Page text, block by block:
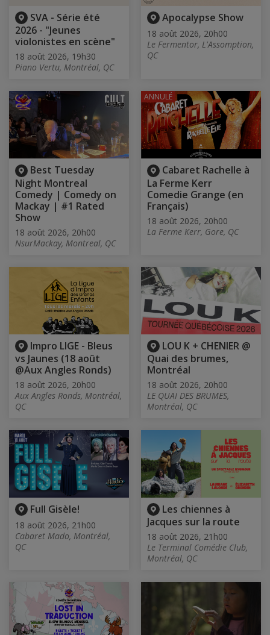
SVA - Série été
2026 - "Jeunes
violonistes en scène"
18 août 2026, 19h30
Piano Vertu, Montréal, QC
Apocalypse Show
18 août 2026, 20h00
Le Fermentor, L'Assomption,
QC
Best Tuesday
Night Montreal
Comedy | Comedy on
Mackay | #1 Rated
Show
18 août 2026, 20h00
NsurMackay, Montreal, QC
Cabaret Rachelle à
La Ferme Kerr
Comedie Grange (en
Français)
18 août 2026, 20h00
La Ferme Kerr, Gore, QC
ANNULÉ
Impro LIGE - Bleus
vs Jaunes (18 août
@Aux Angles Ronds)
18 août 2026, 20h00
Aux Angles Ronds, Montréal,
QC
LOU K + CHENIER @
Quai des brumes,
Montréal
18 août 2026, 20h00
LE QUAI DES BRUMES,
Montréal, QC
Full Gisèle!
18 août 2026, 21h00
Cabaret Mado, Montréal,
QC
Les chiennes à
Jacques sur la route
18 août 2026, 21h00
Le Terminal Comédie Club,
Montréal, QC